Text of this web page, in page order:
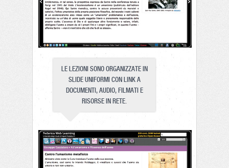
LE LEZIONI SONO ORGANIZZATE IN
SLIDE UNIFORMI CON LINK A
DOCUMENTI, AUDIO, FILMATI E
RISORSE IN RETE.